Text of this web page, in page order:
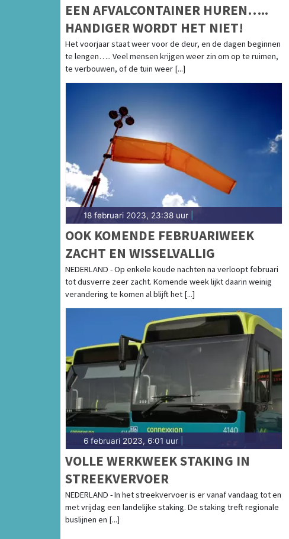
EEN AFVALCONTAINER HUREN…..
HANDIGER WORDT HET NIET!
Het voorjaar staat weer voor de deur, en de dagen beginnen
te lengen….. Veel mensen krijgen weer zin om op te ruimen,
te verbouwen, of de tuin weer [...]
18 februari 2023, 23:38 uur
OOK KOMENDE FEBRUARIWEEK
ZACHT EN WISSELVALLIG
NEDERLAND - Op enkele koude nachten na verloopt februari
tot dusverre zeer zacht. Komende week lijkt daarin weinig
verandering te komen al blijft het [...]
6 februari 2023, 6:01 uur
VOLLE WERKWEEK STAKING IN
STREEKVERVOER
NEDERLAND - In het streekvervoer is er vanaf vandaag tot en
met vrijdag een landelijke staking. De staking treft regionale
buslijnen en [...]